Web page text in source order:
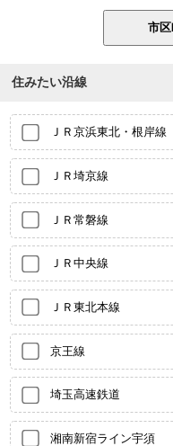
住みたい沿線
ＪＲ京浜東北・根岸線
ＪＲ埼京線
ＪＲ常磐線
ＪＲ中央線
ＪＲ東北本線
京王線
埼玉高速鉄道
湘南新宿ライン宇須